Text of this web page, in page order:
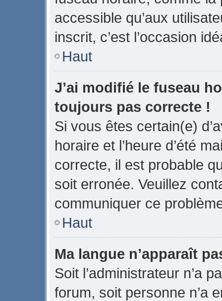
accessible qu’aux
inscrit, c’est l’occasion
Haut
J’ai modifié le fuseau
toujours pas correcte !
Si vous êtes certain(e)
horaire et l’heure d’été
correcte, il est probable
soit erronée. Veuillez
communiquer ce
Haut
Ma langue n’apparaît
Soit l’administrateur n’a
forum, soit personne n’a